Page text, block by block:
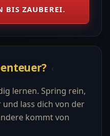
BIS ZAUBEREI.
lernen. Spring rein,
lass dich von der
kommt von